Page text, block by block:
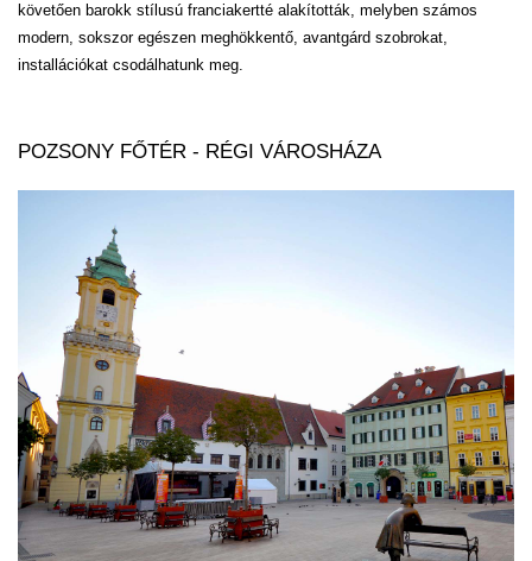
követően barokk stílusú franciakertté alakították, melyben számos
modern, sokszor egészen meghökkentő, avantgárd szobrokat,
installációkat csodálhatunk meg.
POZSONY FŐTÉR - RÉGI VÁROSHÁZA